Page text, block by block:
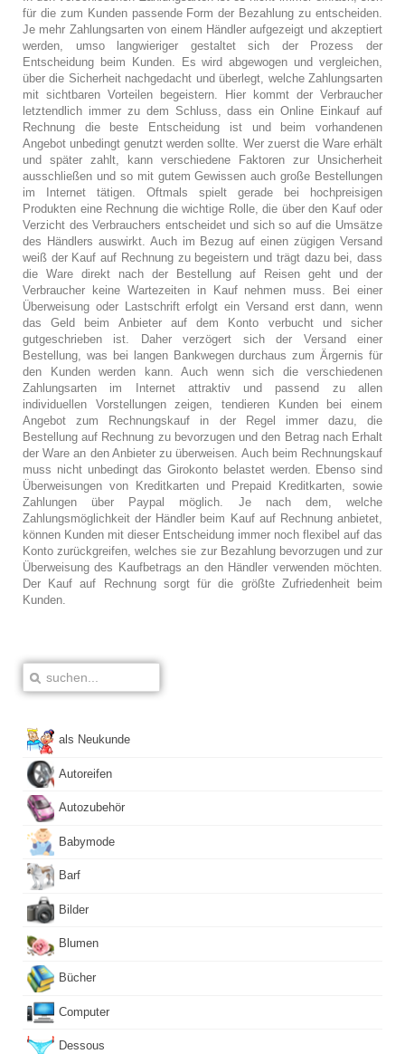
für die zum Kunden passende Form der Bezahlung zu entscheiden.
Je mehr Zahlungsarten von einem Händler aufgezeigt und akzeptiert
werden, umso langwieriger gestaltet sich der Prozess der
Entscheidung beim Kunden. Es wird abgewogen und vergleichen,
über die Sicherheit nachgedacht und überlegt, welche Zahlungsarten
mit sichtbaren Vorteilen begeistern. Hier kommt der Verbraucher
letztendlich immer zu dem Schluss, dass ein Online Einkauf auf
Rechnung die beste Entscheidung ist und beim vorhandenen
Angebot unbedingt genutzt werden sollte. Wer zuerst die Ware erhält
und später zahlt, kann verschiedene Faktoren zur Unsicherheit
ausschließen und so mit gutem Gewissen auch große Bestellungen
im Internet tätigen. Oftmals spielt gerade bei hochpreisigen
Produkten eine Rechnung die wichtige Rolle, die über den Kauf oder
Verzicht des Verbrauchers entscheidet und sich so auf die Umsätze
des Händlers auswirkt. Auch im Bezug auf einen zügigen Versand
weiß der Kauf auf Rechnung zu begeistern und trägt dazu bei, dass
die Ware direkt nach der Bestellung auf Reisen geht und der
Verbraucher keine Wartezeiten in Kauf nehmen muss. Bei einer
Überweisung oder Lastschrift erfolgt ein Versand erst dann, wenn
das Geld beim Anbieter auf dem Konto verbucht und sicher
gutgeschrieben ist. Daher verzögert sich der Versand einer
Bestellung, was bei langen Bankwegen durchaus zum Ärgernis für
den Kunden werden kann. Auch wenn sich die verschiedenen
Zahlungsarten im Internet attraktiv und passend zu allen
individuellen Vorstellungen zeigen, tendieren Kunden bei einem
Angebot zum Rechnungskauf in der Regel immer dazu, die
Bestellung auf Rechnung zu bevorzugen und den Betrag nach Erhalt
der Ware an den Anbieter zu überweisen. Auch beim Rechnungskauf
muss nicht unbedingt das Girokonto belastet werden. Ebenso sind
Überweisungen von Kreditkarten und Prepaid Kreditkarten, sowie
Zahlungen über Paypal möglich. Je nach dem, welche
Zahlungsmöglichkeit der Händler beim Kauf auf Rechnung anbietet,
können Kunden mit dieser Entscheidung immer noch flexibel auf das
Konto zurückgreifen, welches sie zur Bezahlung bevorzugen und zur
Überweisung des Kaufbetrags an den Händler verwenden möchten.
Der Kauf auf Rechnung sorgt für die größte Zufriedenheit beim
Kunden.
als Neukunde
Autoreifen
Autozubehör
Babymode
Barf
Bilder
Blumen
Bücher
Computer
Dessous